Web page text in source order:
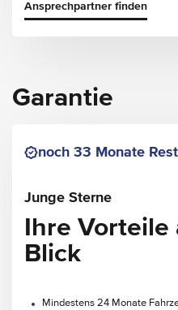
Ansprechpartner finden
Garantie
noch 33 Monate
Junge Sterne
Ihre
Blick
Mindestens 24 Monate